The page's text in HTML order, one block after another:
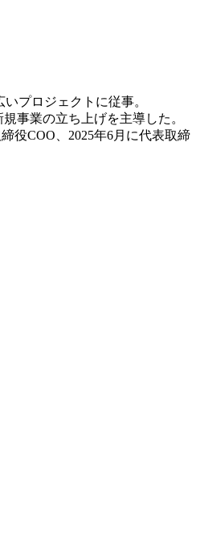
プロジェクトに従事。
事業の立ち上げを主導した。
役COO、2025年6月に代表取締